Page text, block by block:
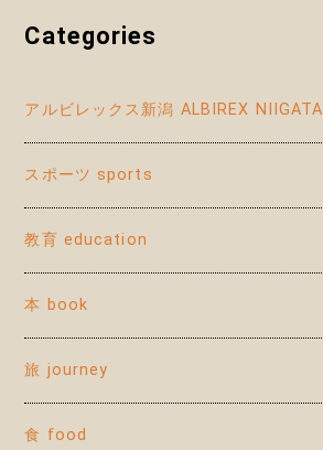
Categories
アルビレックス新潟 ALBIREX NIIGATA
スポーツ sports
教育 education
本 book
旅 journey
食 food